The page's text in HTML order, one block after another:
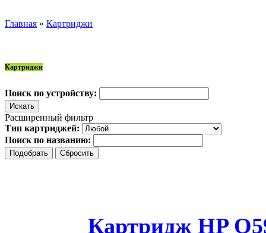
Главная » Картриджи
Картриджи
Поиск по устройству:
Расширенный фильтр
Тип картриджей:
Поиск по названию:
Картридж HP